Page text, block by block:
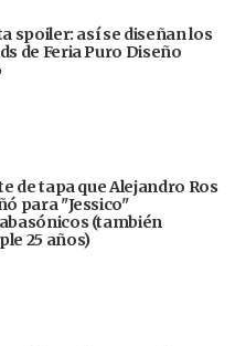
spoiler: así se diseñan los
de Feria Puro Diseño
de tapa que Alejandro Ros
para "Jessico"
(también
25 años)